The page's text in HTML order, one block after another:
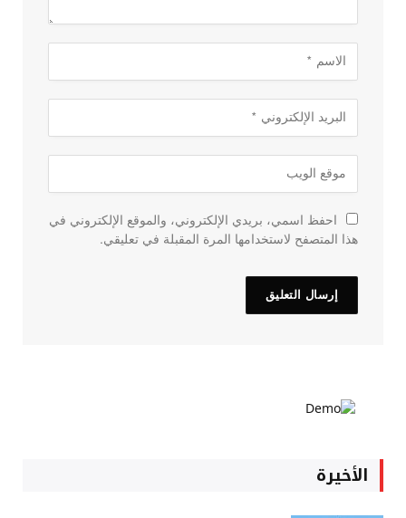
احفظ اسمي، بريدي الإلكتروني، والموقع الإلكتروني في
هذا المتصفح لاستخدامها المرة المقبلة في تعليقي.
الأخيرة